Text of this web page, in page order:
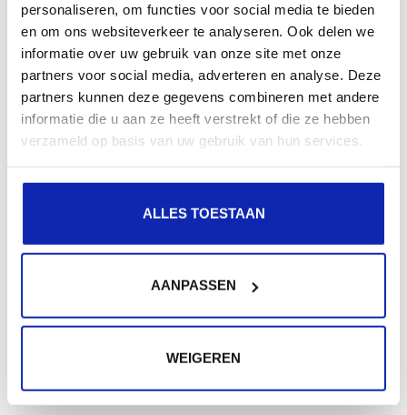
personaliseren, om functies voor social media te bieden
en om ons websiteverkeer te analyseren. Ook delen we
informatie over uw gebruik van onze site met onze
partners voor social media, adverteren en analyse. Deze
partners kunnen deze gegevens combineren met andere
informatie die u aan ze heeft verstrekt of die ze hebben
verzameld op basis van uw gebruik van hun services.
ALLES TOESTAAN
AANPASSEN
WEIGEREN